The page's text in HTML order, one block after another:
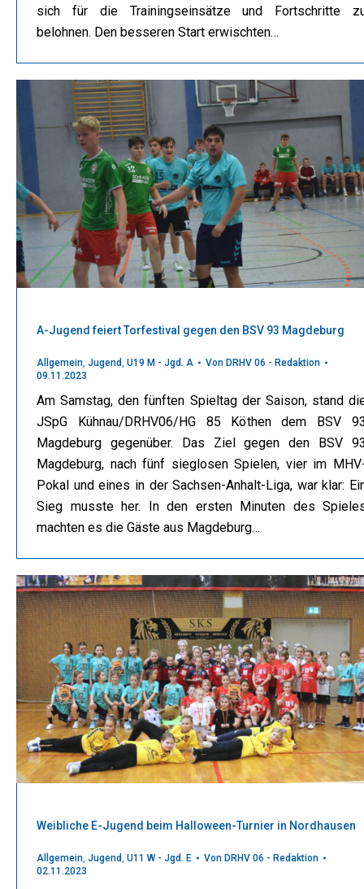
sich für die Trainingseinsätze und Fortschritte
belohnen. Den besseren Start erwischten…
A-Jugend feiert Torfestival gegen den BSV 93 Magdeburg
Allgemein, Jugend, U19 M - Jgd. A Von DRHV 06 - Redaktion
09.11.2023
Am Samstag, den fünften Spieltag der Saison, stand
JSpG Kühnau/DRHV06/HG 85 Köthen dem BSV
Magdeburg gegenüber. Das Ziel gegen den BSV
Magdeburg, nach fünf sieglosen Spielen, vier im
Pokal und eines in der Sachsen-Anhalt-Liga, war klar:
Sieg musste her. In den ersten Minuten des
machten es die Gäste aus Magdeburg…
Weibliche E-Jugend beim Halloween-Turnier in Nordhausen
Allgemein, Jugend, U11 W - Jgd. E Von DRHV 06 - Redaktion
02.11.2023